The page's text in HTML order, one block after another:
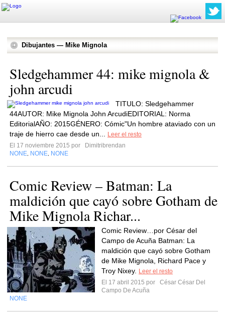
Dibujantes — Mike Mignola
Sledgehammer 44: mike mignola &
john arcudi
TITULO: Sledgehammer
44AUTOR: Mike Mignola John ArcudiEDITORIAL: Norma
EditorialAÑO: 2015GÉNERO: Cómic"Un hombre ataviado con un
traje de hierro cae desde un...
Leer el resto
El 17 noviembre 2015 por
Dimitribrendan
NONE NONE NONE
Comic Review – Batman: La
maldición que cayó sobre Gotham de
Mike Mignola Richar...
Comic Review…por César del
Campo de Acuña Batman: La
maldición que cayó sobre Gotham
de Mike Mignola, Richard Pace y
Troy Nixey.
Leer el resto
El 17 abril 2015 por
César César Del
Campo De Acuña
NONE